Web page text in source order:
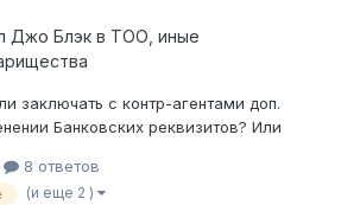
Джо Блэк в ТОО, иные
заключать с контр-агентами доп.
Банковских реквизитов? Или
8 ответов
(и еще 2 )